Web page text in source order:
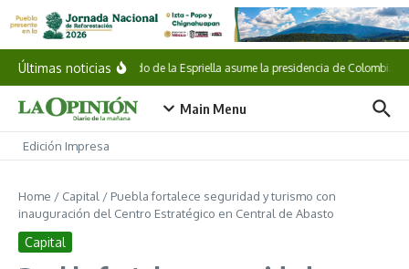
Saltar al contenido
Últimas noticiasAbelardo de la Espriella asume la presidencia de Colombia
Main Menu
Edición Impresa
Home / Capital / Puebla fortalece seguridad y turismo con
inauguración del Centro Estratégico en Central de Abasto
Capital